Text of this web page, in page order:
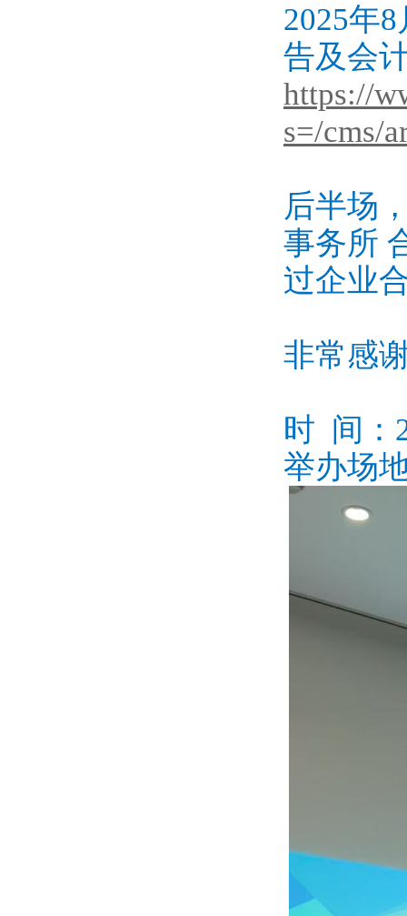
2025年8
告及会
https://
s=/cms/
后半场
事务所
过企业
非常感
时 间：
举办场